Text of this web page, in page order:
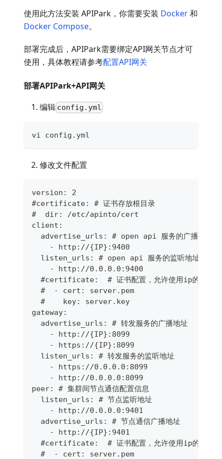
使用此方法安装 APIPark，你需要安装 Docker和
Docker Compose。
部署完成后，APIPark需要绑定API网关节点才可
使用，具体教程请参考配置API网关
部署APIPark+API网关
编辑 config.yml
vi config.yml
修改文件配置
version: 2
#certificate: # 证书存放根目录
#  dir: /etc/apinto/cert
client:
  advertise_urls: # open api 服务的广播地址
    - http://{IP}:9400
  listen_urls: # open api 服务的监听地址
    - http://0.0.0.0:9400
#certificate:  # 证书配置，允许使用ip的自签
  #  - cert: server.pem
  #    key: server.key
gateway:
  advertise_urls: # 转发服务的广播地址
    - http://{IP}:8099
    - https://{IP}:8099
  listen_urls: # 转发服务的监听地址
    - https://0.0.0.0:8099
    - http://0.0.0.0:8099
peer: # 集群间节点通信配置信息
  listen_urls: # 节点监听地址
    - http://0.0.0.0:9401
  advertise_urls: # 节点通信广播地址
    - http://{IP}:9401
#certificate:  # 证书配置，允许使用ip的自签
  #  - cert: server.pem